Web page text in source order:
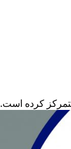
کرده است.